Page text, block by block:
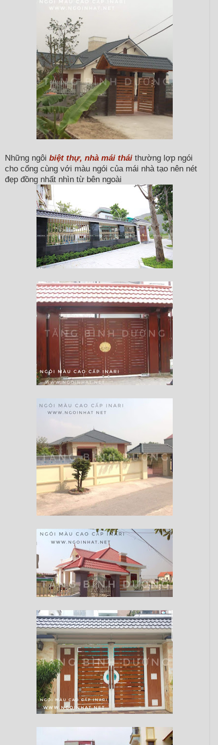
Những ngôi biệt thự, nhà mái thái thường lợp ngói
cho cổng cùng với màu ngói của mái nhà tạo nên nét
đẹp đồng nhất nhìn từ bên ngoài